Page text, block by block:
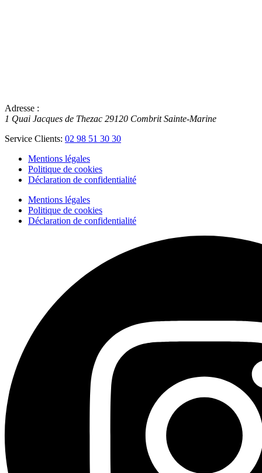
Adresse :
1 Quai Jacques de Thezac 29120 Combrit Sainte-Marine
Service Clients: 02 98 51 30 30
Mentions légales
Politique de cookies
Déclaration de confidentialité
Mentions légales
Politique de cookies
Déclaration de confidentialité